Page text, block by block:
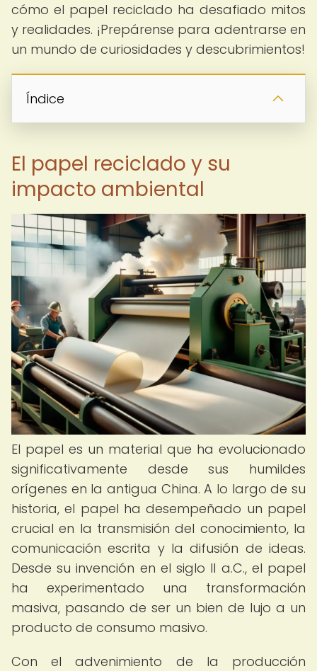
cómo el papel reciclado ha desafiado mitos
y realidades. ¡Prepárense para adentrarse en
un mundo de curiosidades y descubrimientos!
Índice
El papel reciclado y su
impacto ambiental
El papel es un material que ha evolucionado
significativamente desde sus humildes
orígenes en la antigua China. A lo largo de su
historia, el papel ha desempeñado un papel
crucial en la transmisión del conocimiento, la
comunicación escrita y la difusión de ideas.
Desde su invención en el siglo II a.C., el papel
ha experimentado una transformación
masiva, pasando de ser un bien de lujo a un
producto de consumo masivo.
Con el advenimiento de la producción